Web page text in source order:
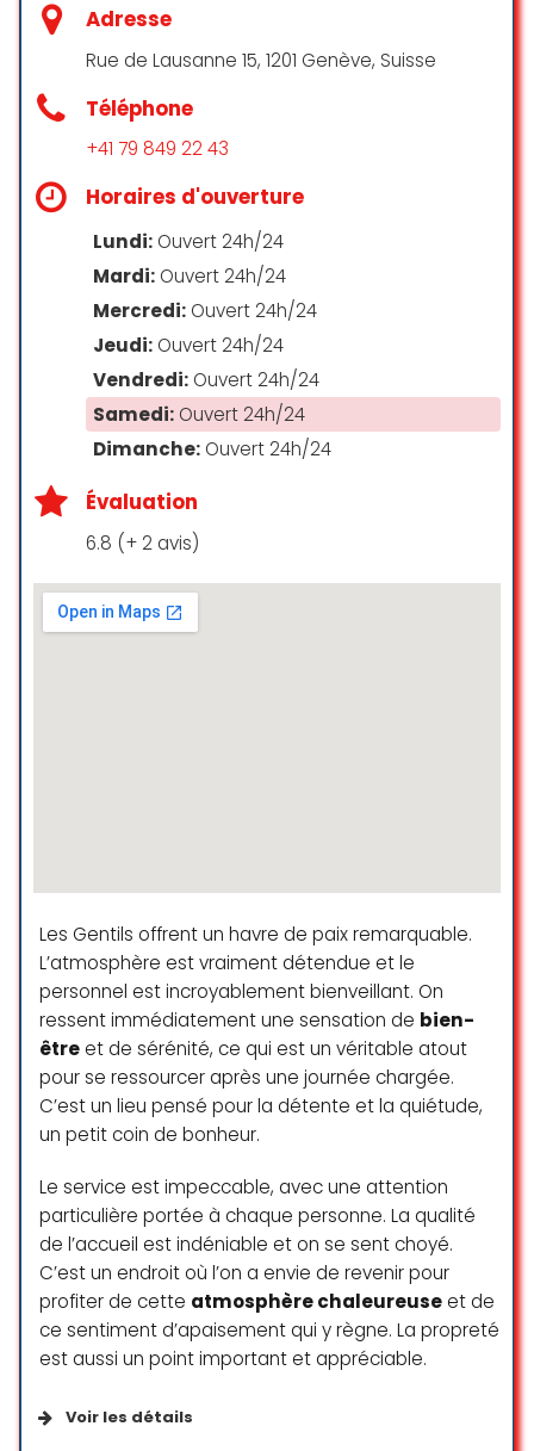
semble être un problème
Pour y avoir été aujourd’hui
franchement je penses qu’il est
important de donner mon avis sur
ce refuge. En entrant nous avons
pu constater une odeur assez forte
et en voyant l’état des cages des
chats tout s’explique comme l’urine
pas nettoyer malgré les litières.
Toujours en entrant, aucune
personne du refuge nous a
minutes une personne est arrivée,
accroché à son visage et très
Nous sommes partis étonner de
professionnalisme. J’ai eu la
adorable chat noir et blanc, et je
suis comblé ! Elle est
incroyablement câline, douce, et
s’est tout de suite sentie chez elle.
L’équipe a été formidable tout au
long du processus d’adoption, en
nous accompagnant avec soin et
en veillant au bien-être des
vivement SOS Chats à tous ceux
qui cherchent à offrir un foyer
aimant à un chat. Gribouille fait
maintenant partie intégrante de
notre famille, et nous ne pourrions
être plus heureux !
Leo (CallmeKenny)
Adresse
Rue de Lausanne 15, 1201 Genève, Suisse
Téléphone
+41 79 849 22 43
Horaires d'ouverture
Lundi: Ouvert 24h/24
Mardi: Ouvert 24h/24
Mercredi: Ouvert 24h/24
Jeudi: Ouvert 24h/24
Vendredi: Ouvert 24h/24
Samedi: Ouvert 24h/24
Dimanche: Ouvert 24h/24
Évaluation
6.8 (+ 2 avis)
Les Gentils offrent un havre de paix remarquable.
L’atmosphère est vraiment détendue et le
personnel est incroyablement bienveillant. On
ressent immédiatement une sensation de bien-
être et de sérénité, ce qui est un véritable atout
pour se ressourcer après une journée chargée.
C’est un lieu pensé pour la détente et la quiétude,
un petit coin de bonheur.
Le service est impeccable, avec une attention
particulière portée à chaque personne. La qualité
de l’accueil est indéniable et on se sent choyé.
C’est un endroit où l’on a envie de revenir pour
profiter de cette atmosphère chaleureuse et de
ce sentiment d’apaisement qui y règne. La propreté
est aussi un point important et appréciable.
Voir les détails